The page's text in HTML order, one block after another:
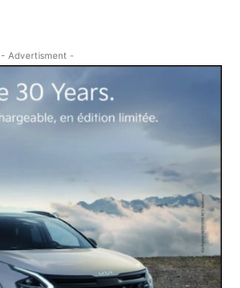
- Advertisment -